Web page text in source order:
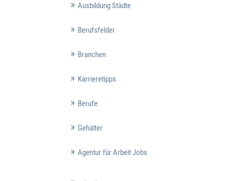
Ausbildung Städte
Berufsfelder
Branchen
Karrieretipps
Berufe
Gehälter
Agentur für Arbeit Jobs